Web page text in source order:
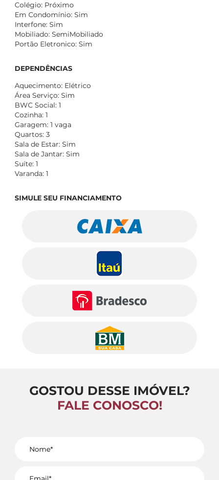
Colégio: Próximo
Em Condomínio: Sim
Interfone: Sim
Mobiliado: SemiMobiliado
Portão Eletronico: Sim
DEPENDÊNCIAS
Aquecimento: Elétrico
Área Serviço: Sim
BWC Social: 1
Cozinha: 1
Garagem: 1 vaga
Quartos: 3
Sala de Estar: Sim
Sala de Jantar: Sim
Suíte: 1
Varanda: 1
SIMULE SEU FINANCIAMENTO
GOSTOU DESSE IMÓVEL?
FALE CONOSCO!